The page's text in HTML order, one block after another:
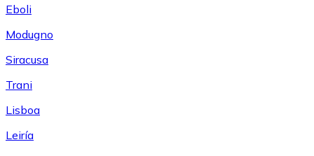
Eboli
Modugno
Siracusa
Trani
Lisboa
Leiría